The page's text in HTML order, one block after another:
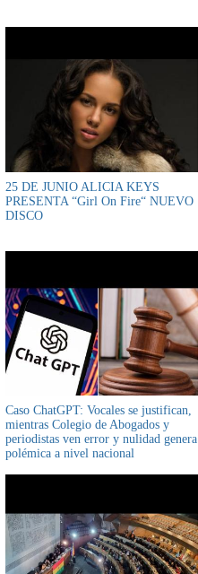
25 DE JUNIO ALICIA KEYS
PRESENTA “Girl On Fire“ NUEVO
DISCO
Caso ChatGPT: Vocales se justifican,
mientras Colegio de Abogados y
periodistas ven error y nulidad genera
polémica a nivel nacional